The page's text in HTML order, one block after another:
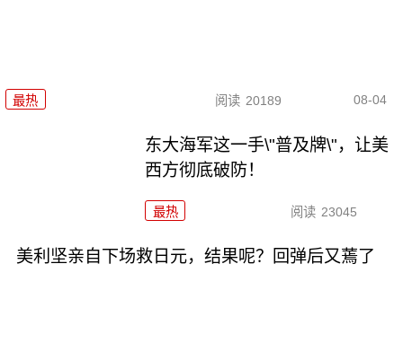
最热 阅读 20189 08-04
东大海军这一手\"普及牌\"，让美
西方彻底破防！
最热 阅读 23045
美利坚亲自下场救日元，结果呢？回弹后又蔫了